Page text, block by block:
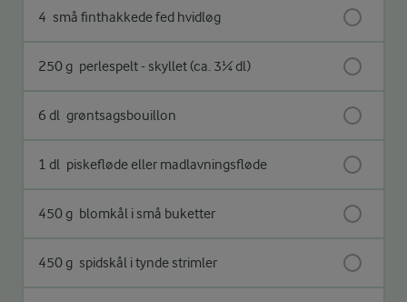
4 små finthakkede fed hvidløg
250 g perlespelt - skyllet (ca. 3¼ dl)
6 dl grøntsagsbouillon
1 dl piskefløde eller madlavningsfløde
450 g blomkål i små buketter
450 g spidskål i tynde strimler